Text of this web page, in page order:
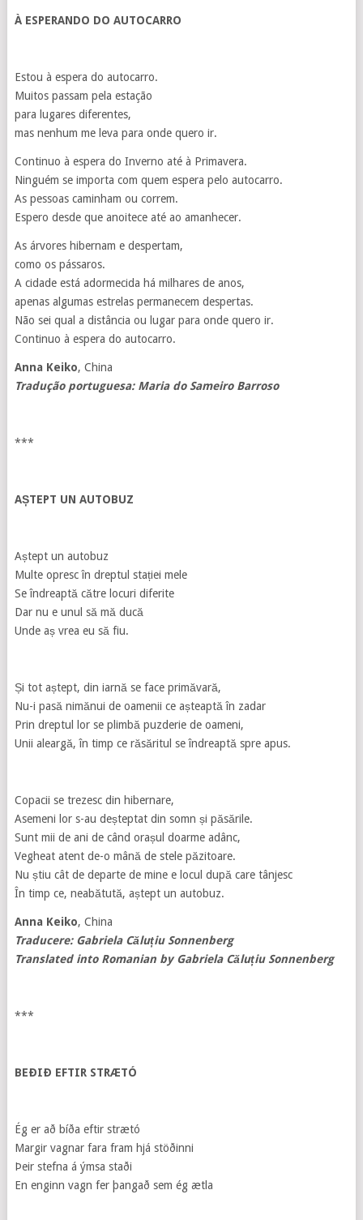
À ESPERANDO DO AUTOCARRO
Estou à espera do autocarro.
Muitos passam pela estação
para lugares diferentes,
mas nenhum me leva para onde quero ir.
Continuo à espera do Inverno até à Primavera.
Ninguém se importa com quem espera pelo autocarro.
As pessoas caminham ou correm.
Espero desde que anoitece até ao amanhecer.
As árvores hibernam e despertam,
como os pássaros.
A cidade está adormecida há milhares de anos,
apenas algumas estrelas permanecem despertas.
Não sei qual a distância ou lugar para onde quero ir.
Continuo à espera do autocarro.
Anna Keiko, China
Tradução portuguesa: Maria do Sameiro Barroso
***
AȘTEPT UN AUTOBUZ
Aștept un autobuz
Multe opresc în dreptul stației mele
Se îndreaptă către locuri diferite
Dar nu e unul să mă ducă
Unde aș vrea eu să fiu.
Și tot aștept, din iarnă se face primăvară,
Nu-i pasă nimănui de oamenii ce așteaptă în zadar
Prin dreptul lor se plimbă puzderie de oameni,
Unii aleargă, în timp ce răsăritul se îndreaptă spre apus.
Copacii se trezesc din hibernare,
Asemeni lor s-au deșteptat din somn și păsările.
Sunt mii de ani de când orașul doarme adânc,
Vegheat atent de-o mână de stele păzitoare.
Nu știu cât de departe de mine e locul după care tânjesc
În timp ce, neabătută, aștept un autobuz.
Anna Keiko, China
Traducere: Gabriela Căluțiu Sonnenberg
Translated into Romanian by Gabriela Căluțiu Sonnenberg
***
BEÐIÐ EFTIR STRÆTÓ
Ég er að bíða eftir strætó
Margir vagnar fara fram hjá stöðinni
Þeir stefna á ýmsa staði
En enginn vagn fer þangað sem ég ætla